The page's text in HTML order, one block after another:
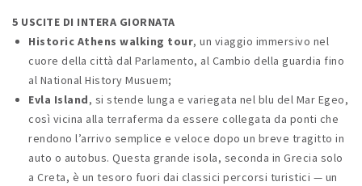
5 USCITE DI INTERA GIORNATA
Historic Athens walking tour, un viaggio immersivo nel
cuore della città dal Parlamento, al Cambio della guardia fino
al National History Musuem;
Evla Island, si stende lunga e variegata nel blu del Mar Egeo,
così vicina alla terraferma da essere collegata da ponti che
rendono l’arrivo semplice e veloce dopo un breve tragitto in
auto o autobus. Questa grande isola, seconda in Grecia solo
a Creta, è un tesoro fuori dai classici percorsi turistici — un